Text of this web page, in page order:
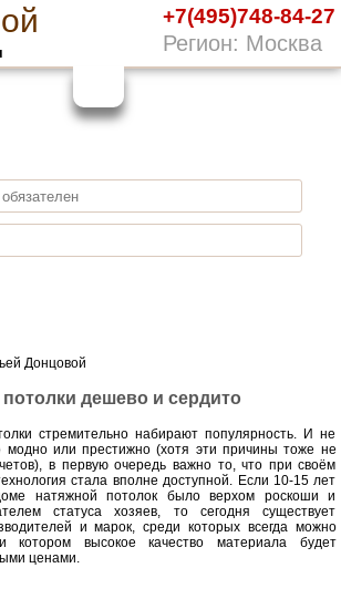
+7(495)748-84-27
Регион: Москва
СКИДКУ10%
Донцовой
дешево и сердито
стремительно набирают популярность. И не
модно или престижно (хотя эти причины тоже не
в первую очередь важно то, что при своём
стала вполне доступной. Если 10-15 лет
натяжной потолок было верхом роскоши и
статуса хозяев, то сегодня существует
и марок, среди которых всегда можно
котором высокое качество материала будет
ценами.